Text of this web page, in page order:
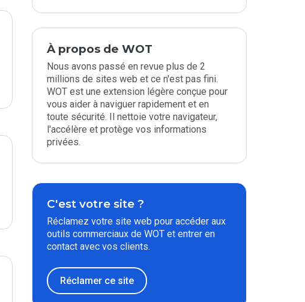
À propos de WOT
Nous avons passé en revue plus de 2
millions de sites web et ce n'est pas fini.
WOT est une extension légère conçue pour
vous aider à naviguer rapidement et en
toute sécurité. Il nettoie votre navigateur,
l'accélère et protège vos informations
privées.
C'est votre site ?
Réclamez votre site web pour accéder aux
outils commerciaux de WOT et entrer en
contact avec vos clients.
Réclamer ce site